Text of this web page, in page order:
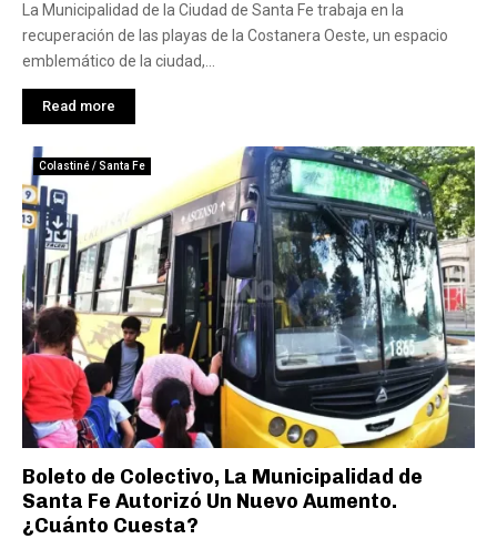
La Municipalidad de la Ciudad de Santa Fe trabaja en la
recuperación de las playas de la Costanera Oeste, un espacio
emblemático de la ciudad,...
Read more
Colastiné / Santa Fe
Boleto de Colectivo, La Municipalidad de
Santa Fe Autorizó Un Nuevo Aumento.
¿Cuánto Cuesta?